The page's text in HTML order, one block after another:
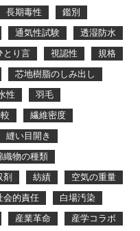
長期毒性
鑑別
通気性試験
透湿防水
とり言 視認性
規格
芯地樹脂のしみ出し
性
羽毛
繊維密度
縫い目開き
織物の種類
剤 紡績
空気の重量
会的責任
白場汚染
産業革命
産学コラボ